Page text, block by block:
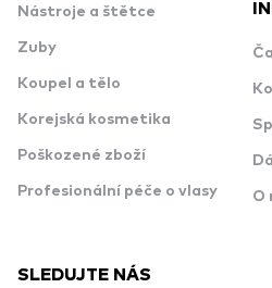
Nástroje a štětce
Zuby
Koupel a tělo
Korejská kosmetika
Poškozené zboží
Profesionální péče o vlasy O
SLEDUJTE NÁS